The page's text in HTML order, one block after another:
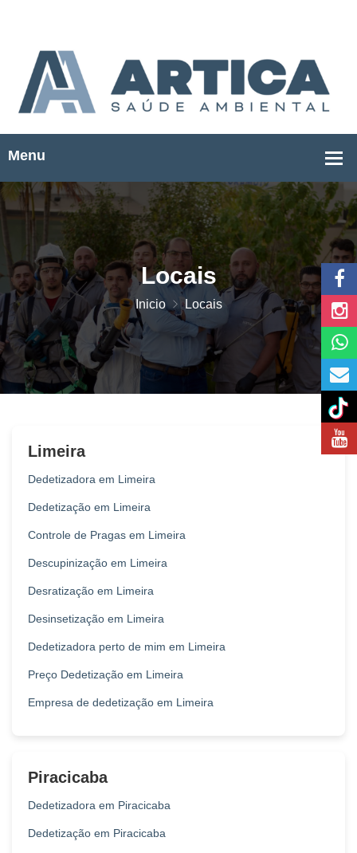
Locais
Inicio Locais
Limeira
Dedetizadora em Limeira
Dedetização em Limeira
Controle de Pragas em Limeira
Descupinização em Limeira
Desratização em Limeira
Desinsetização em Limeira
Dedetizadora perto de mim em Limeira
Preço Dedetização em Limeira
Empresa de dedetização em Limeira
Piracicaba
Dedetizadora em Piracicaba
Dedetização em Piracicaba